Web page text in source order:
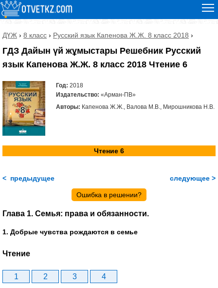
ДҮЖ › 8 класс › Русский язык Капенова Ж.Ж. 8 класс 2018 ›
ГДЗ Дайын үй жұмыстары Решебник Русский
язык Капенова Ж.Ж. 8 класс 2018 Чтение 6
Год: 2018
Издательство: «Арман-ПВ»
Авторы: Капенова Ж.Ж., Валова М.В., Мирошникова Н.В.
Чтение 6
< предыдущее следующее >
Ошибка в решении?
Глава 1. Семья: права и обязанности.
1. Добрые чувства рождаются в семье
Чтение
1 2 3 4